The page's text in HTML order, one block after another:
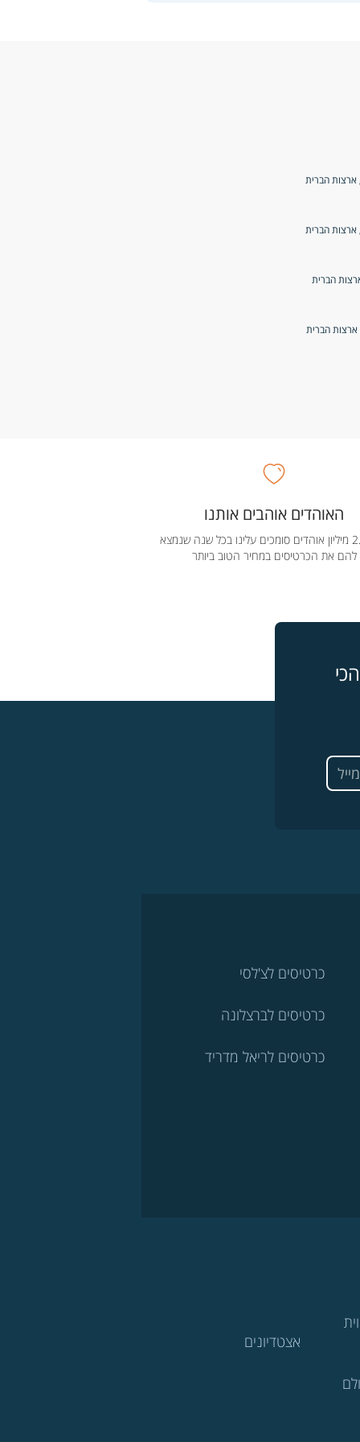
האוהדים אוהבים אותנו
מעל 2.5 מיליון אוהדים סומכים עלינו בכל שנה שנמצא
להם את הכרטיסים במחיר הטוב ביותר
כרטיסים לצ'לסי
כרטיסים לברצלונה
כרטיסים לריאל מדריד
אצטדיונים